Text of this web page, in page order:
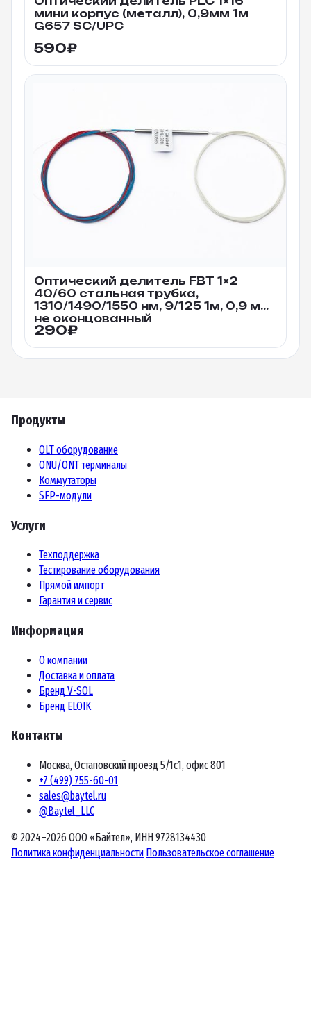
мини корпус (металл), 0,9мм 1м
G657 SC/UPC
590₽
Оптический делитель FBT 1×2
40/60 стальная трубка,
1310/1490/1550 нм, 9/125 1м, 0,9 мм
не оконцованный
290₽
Продукты
OLT оборудование
ONU/ONT терминалы
Коммутаторы
SFP-модули
Услуги
Техподдержка
Тестирование оборудования
Прямой импорт
Гарантия и сервис
Информация
О компании
Доставка и оплата
Бренд V-SOL
Бренд ELOIK
Контакты
Москва, Остаповский проезд 5/1с1, офис 801
+7 (499) 755-60-01
sales@baytel.ru
@Baytel_LLC
© 2024–2026 ООО «Байтел», ИНН 9728134430
Политика конфиденциальности Пользовательское соглашение